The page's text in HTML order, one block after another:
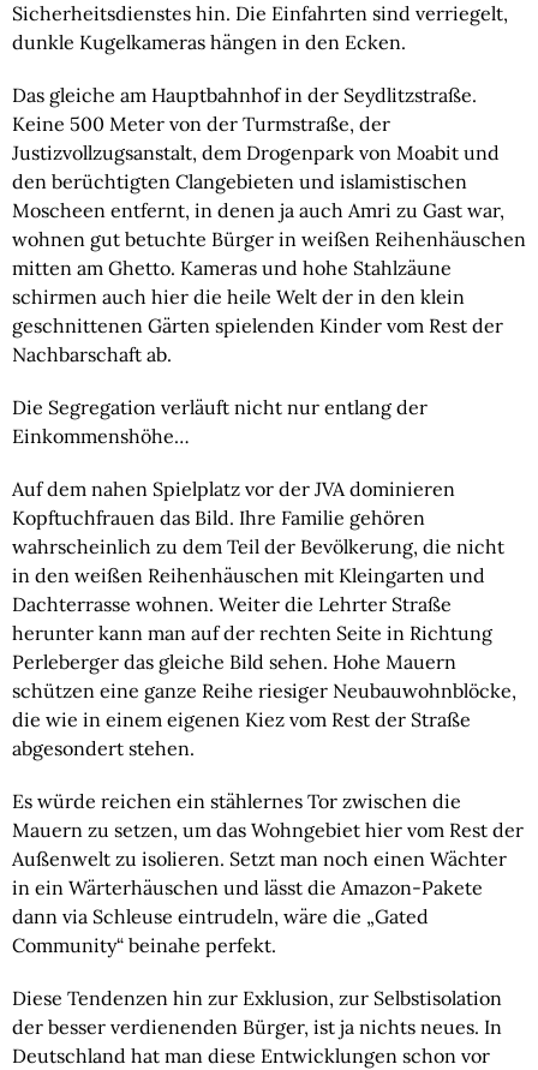
Sicherheitsdienstes hin. Die Einfahrten sind verriegelt,
dunkle Kugelkameras hängen in den Ecken.
Das gleiche am Hauptbahnhof in der Seydlitzstraße.
Keine 500 Meter von der Turmstraße, der
Justizvollzugsanstalt, dem Drogenpark von Moabit und
den berüchtigten Clangebieten und islamistischen
Moscheen entfernt, in denen ja auch Amri zu Gast war,
wohnen gut betuchte Bürger in weißen Reihenhäuschen
mitten am Ghetto. Kameras und hohe Stahlzäune
schirmen auch hier die heile Welt der in den klein
geschnittenen Gärten spielenden Kinder vom Rest der
Nachbarschaft ab.
Die Segregation verläuft nicht nur entlang der
Einkommenshöhe…
Auf dem nahen Spielplatz vor der JVA dominieren
Kopftuchfrauen das Bild. Ihre Familie gehören
wahrscheinlich zu dem Teil der Bevölkerung, die nicht
in den weißen Reihenhäuschen mit Kleingarten und
Dachterrasse wohnen. Weiter die Lehrter Straße
herunter kann man auf der rechten Seite in Richtung
Perleberger das gleiche Bild sehen. Hohe Mauern
schützen eine ganze Reihe riesiger Neubauwohnblöcke,
die wie in einem eigenen Kiez vom Rest der Straße
abgesondert stehen.
Es würde reichen ein stählernes Tor zwischen die
Mauern zu setzen, um das Wohngebiet hier vom Rest der
Außenwelt zu isolieren. Setzt man noch einen Wächter
in ein Wärterhäuschen und lässt die Amazon-Pakete
dann via Schleuse eintrudeln, wäre die „Gated
Community“ beinahe perfekt.
Diese Tendenzen hin zur Exklusion, zur Selbstisolation
der besser verdienenden Bürger, ist ja nichts neues. In
Deutschland hat man diese Entwicklungen schon vor